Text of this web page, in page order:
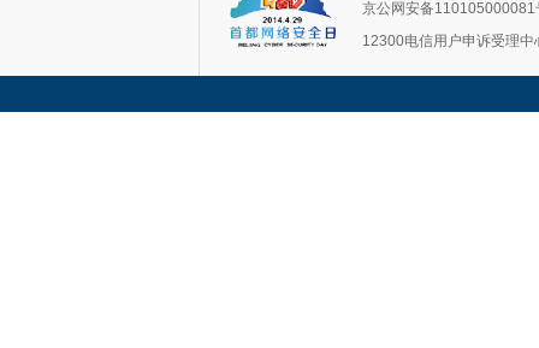
京公网安备110105000081
12300电信用户申诉受理中